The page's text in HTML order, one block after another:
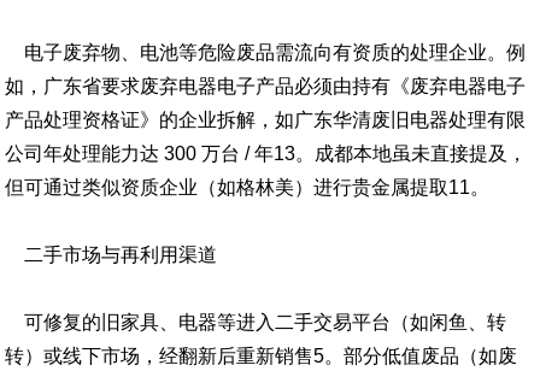
电子废弃物、电池等危险废品需流向有资质的处理企业。例
如，广东省要求废弃电器电子产品必须由持有《废弃电器电子
产品处理资格证》的企业拆解，如广东华清废旧电器处理有限
公司年处理能力达 300 万台 / 年13。成都本地虽未直接提及，
但可通过类似资质企业（如格林美）进行贵金属提取11。
二手市场与再利用渠道
可修复的旧家具、电器等进入二手交易平台（如闲鱼、转
转）或线下市场，经翻新后重新销售5。部分低值废品（如废